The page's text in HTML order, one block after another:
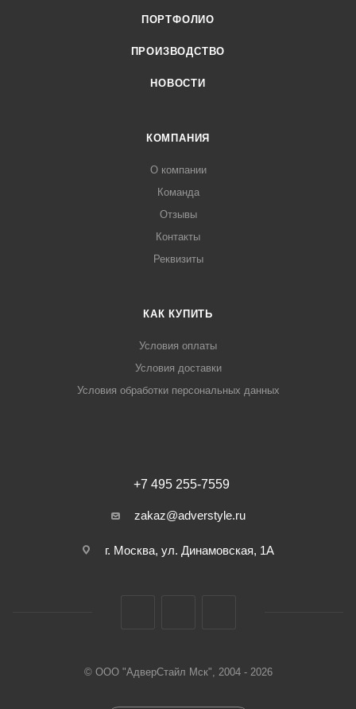
ПОРТФОЛИО
ПРОИЗВОДСТВО
НОВОСТИ
КОМПАНИЯ
О компании
Команда
Отзывы
Контакты
Реквизиты
КАК КУПИТЬ
Условия оплаты
Условия доставки
Условия обработки персональных данных
+7 495 255-7559
zakaz@adverstyle.ru
г. Москва, ул. Динамовская, 1А
© ООО "АдверСтайл Мск", 2004 - 2026